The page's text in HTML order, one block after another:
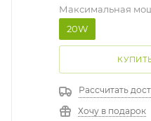
Максимальная
20W
Рассчитать
Хочу в подарок